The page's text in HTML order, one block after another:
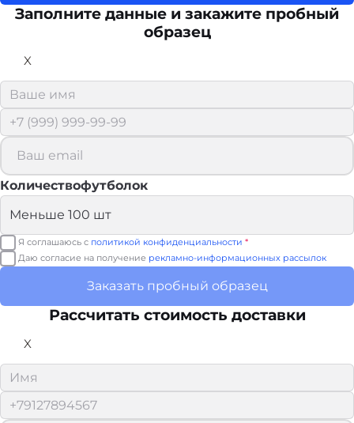
Заполните данные и закажите пробный
образец
X
Количествофутболок
Я соглашаюсь с политикой конфиденциальности *
Даю согласие на получение рекламно-информационных рассылок
Заказать пробный образец
Рассчитать стоимость доставки
X